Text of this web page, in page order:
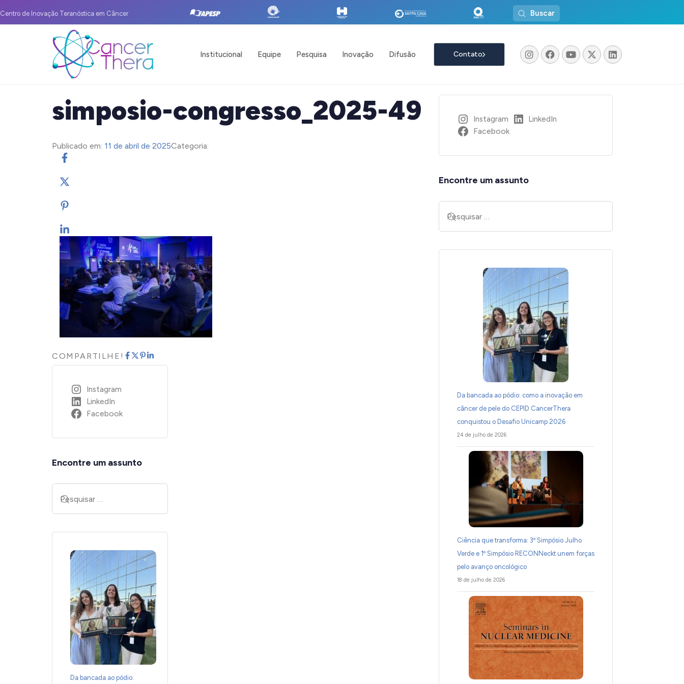
Centro de Inovação Teranóstica em Câncer Buscar
Institucional Equipe Pesquisa Inovação Difusão Contato
simposio-congresso_2025-49
Publicado em: 11 de abril de 2025Categoria:
COMPARTILHE!
Instagram
LinkedIn
Facebook
Encontre um assunto
Da bancada ao pódio:
Instagram
LinkedIn
Facebook
Encontre um assunto
Da bancada ao pódio: como a inovação em
câncer de pele do CEPID CancerThera
conquistou o Desafio Unicamp 2026
24 de julho de 2026
Ciência que transforma: 3º Simpósio Julho
Verde e 1º Simpósio RECONNeckt unem forças
pelo avanço oncológico
18 de julho de 2026